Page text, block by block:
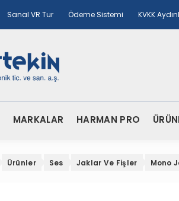
Sanal VR Tur Ödeme Sistemi KVKK
MARKALAR HARMAN PRO
Ürünler Ses Jaklar Ve Fişler Mono